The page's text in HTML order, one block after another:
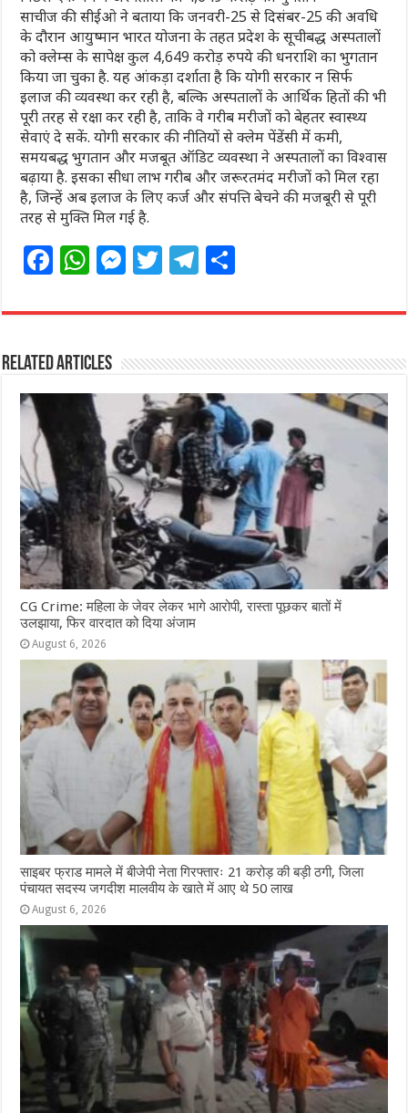
साचीज की सीईओ ने बताया कि जनवरी-25 से दिसंबर-25 की अवधि
के दौरान आयुष्मान भारत योजना के तहत प्रदेश के सूचीबद्ध अस्पतालों
को क्लेम्स के सापेक्ष कुल 4,649 करोड़ रुपये की धनराशि का भुगतान
किया जा चुका है. यह आंकड़ा दर्शाता है कि योगी सरकार न सिर्फ
इलाज की व्यवस्था कर रही है, बल्कि अस्पतालों के आर्थिक हितों की भी
पूरी तरह से रक्षा कर रही है, ताकि वे गरीब मरीजों को बेहतर स्वास्थ्य
सेवाएं दे सकें. योगी सरकार की नीतियों से क्लेम पेंडेंसी में कमी,
समयबद्ध भुगतान और मजबूत ऑडिट व्यवस्था ने अस्पतालों का विश्वास
बढ़ाया है. इसका सीधा लाभ गरीब और जरूरतमंद मरीजों को मिल रहा
है, जिन्हें अब इलाज के लिए कर्ज और संपत्ति बेचने की मजबूरी से पूरी
तरह से मुक्ति मिल गई है.
F
c
e
b
o
o
k
W
at
s
A
p
p
M
ss
n
g
e
r
T
itt
r
T
e
ra
m
ar
Related Articles
CG Crime: महिला के जेवर लेकर भागे आरोपी, रास्ता पूछकर बातों में
उलझाया, फिर वारदात को दिया अंजाम
August 6, 2026
साइबर फ्राड मामले में बीजेपी नेता गिरफ्तारः 21 करोड़ की बड़ी ठगी, जिला
पंचायत सदस्य जगदीश मालवीय के खाते में आए थे 50 लाख
August 6, 2026